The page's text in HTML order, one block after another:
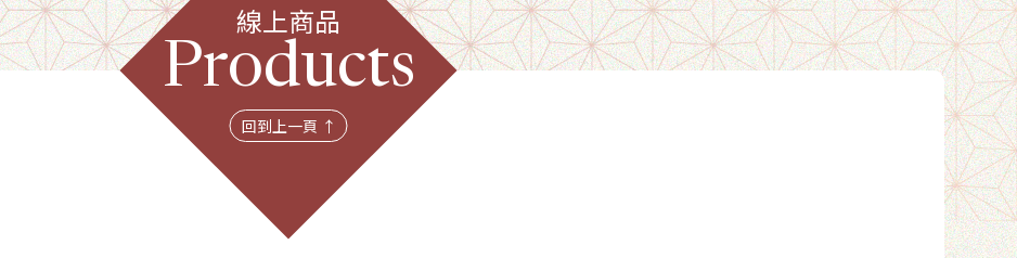
首頁
線上課程
線上商品
Products
回到上一頁 ↑